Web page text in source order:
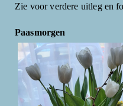
Zie voor verdere uitleg en
Paasmorgen